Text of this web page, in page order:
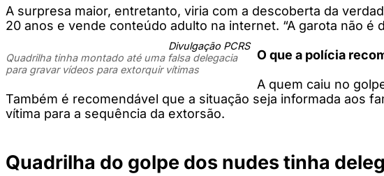
A surpresa maior, entretanto, viria com a descoberta da
20 anos e vende conteúdo adulto na internet. “A garota não é
Divulgação PCRS
Quadrilha tinha montado até uma falsa delegacia
para gravar vídeos para extorquir vítimas
O que a polícia
A quem caiu no
Também é recomendável que a situação seja informada aos
vítima para a sequência da extorsão.
Quadrilha do golpe dos nudes tinha